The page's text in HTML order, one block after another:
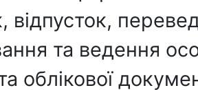
відпусток,
та ведення
та облікової